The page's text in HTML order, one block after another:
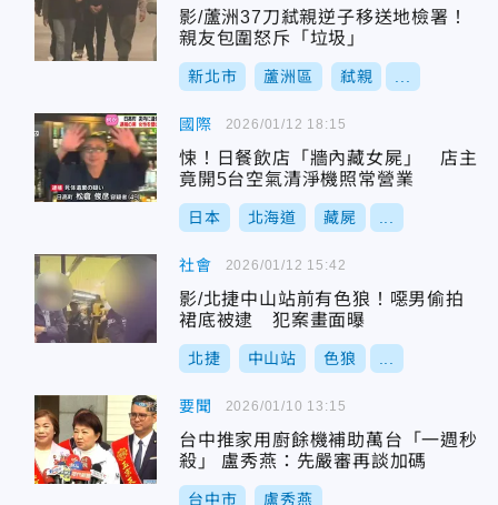
影/蘆洲37刀弒親逆子移送地檢署！
親友包圍怒斥「垃圾」
新北市 蘆洲區 弒親
國際
悚！日餐飲店「牆內藏女屍」 店主
竟開5台空氣清淨機照常營業
日本 北海道 藏屍
2026/01/12 18:15
社會
影/北捷中山站前有色狼！噁男偷拍
裙底被逮 犯案畫面曝
北捷 中山站 色狼
2026/01/12 15:42
要聞
台中推家用廚餘機補助萬台「一週秒
殺」 盧秀燕：先嚴審再談加碼
台中市 盧秀燕
2026/01/10 13:15